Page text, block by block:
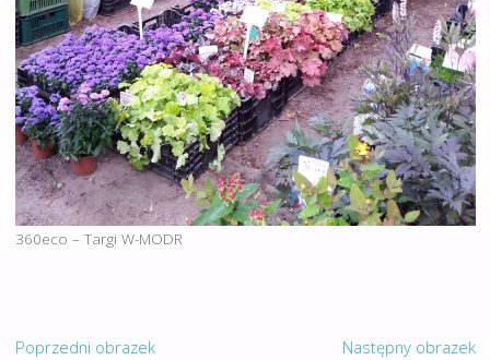
360eco – Targi W-MODR
Poprzedni obrazek Następny obrazek